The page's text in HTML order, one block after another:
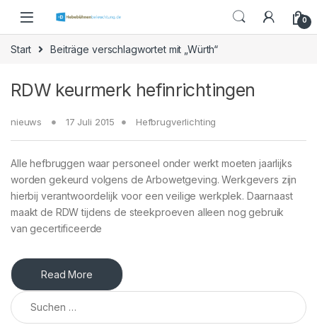
0
Start Beiträge verschlagwortet mit „Würth“
RDW keurmerk hefinrichtingen
nieuws 17 Juli 2015 Hefbrugverlichting
Alle hefbruggen waar personeel onder werkt moeten jaarlijks
worden gekeurd volgens de Arbowetgeving. Werkgevers zijn
hierbij verantwoordelijk voor een veilige werkplek. Daarnaast
maakt de RDW tijdens de steekproeven alleen nog gebruik
van gecertificeerde
Read More
Suchen nach: